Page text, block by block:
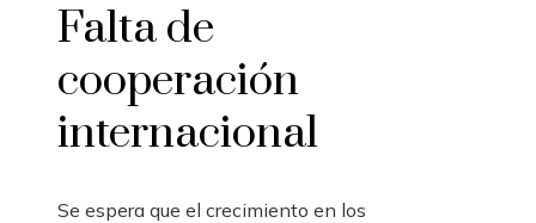
Falta de
cooperación
internacional
Se espera que el crecimiento en los